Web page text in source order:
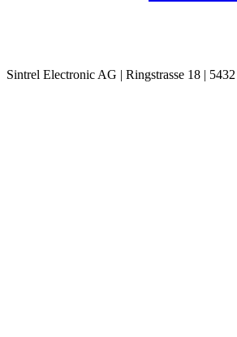
Sintrel Electronic AG | Ringstrasse 18 |